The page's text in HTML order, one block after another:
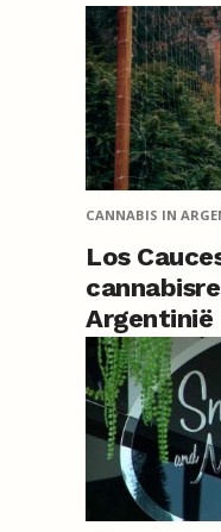
CANNABIS IN
Los
Argentinië